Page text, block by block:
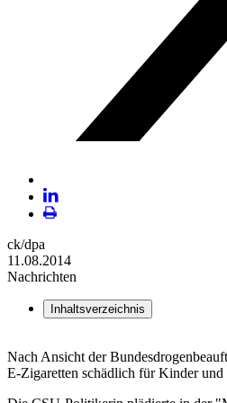
Plattform
X
LinekdIn
ausdrucken
ck/dpa
11.08.2014
Nachrichten
Inhaltsverzeichnis
Nach Ansicht der
E-Zigaretten schädlich für Kinder und